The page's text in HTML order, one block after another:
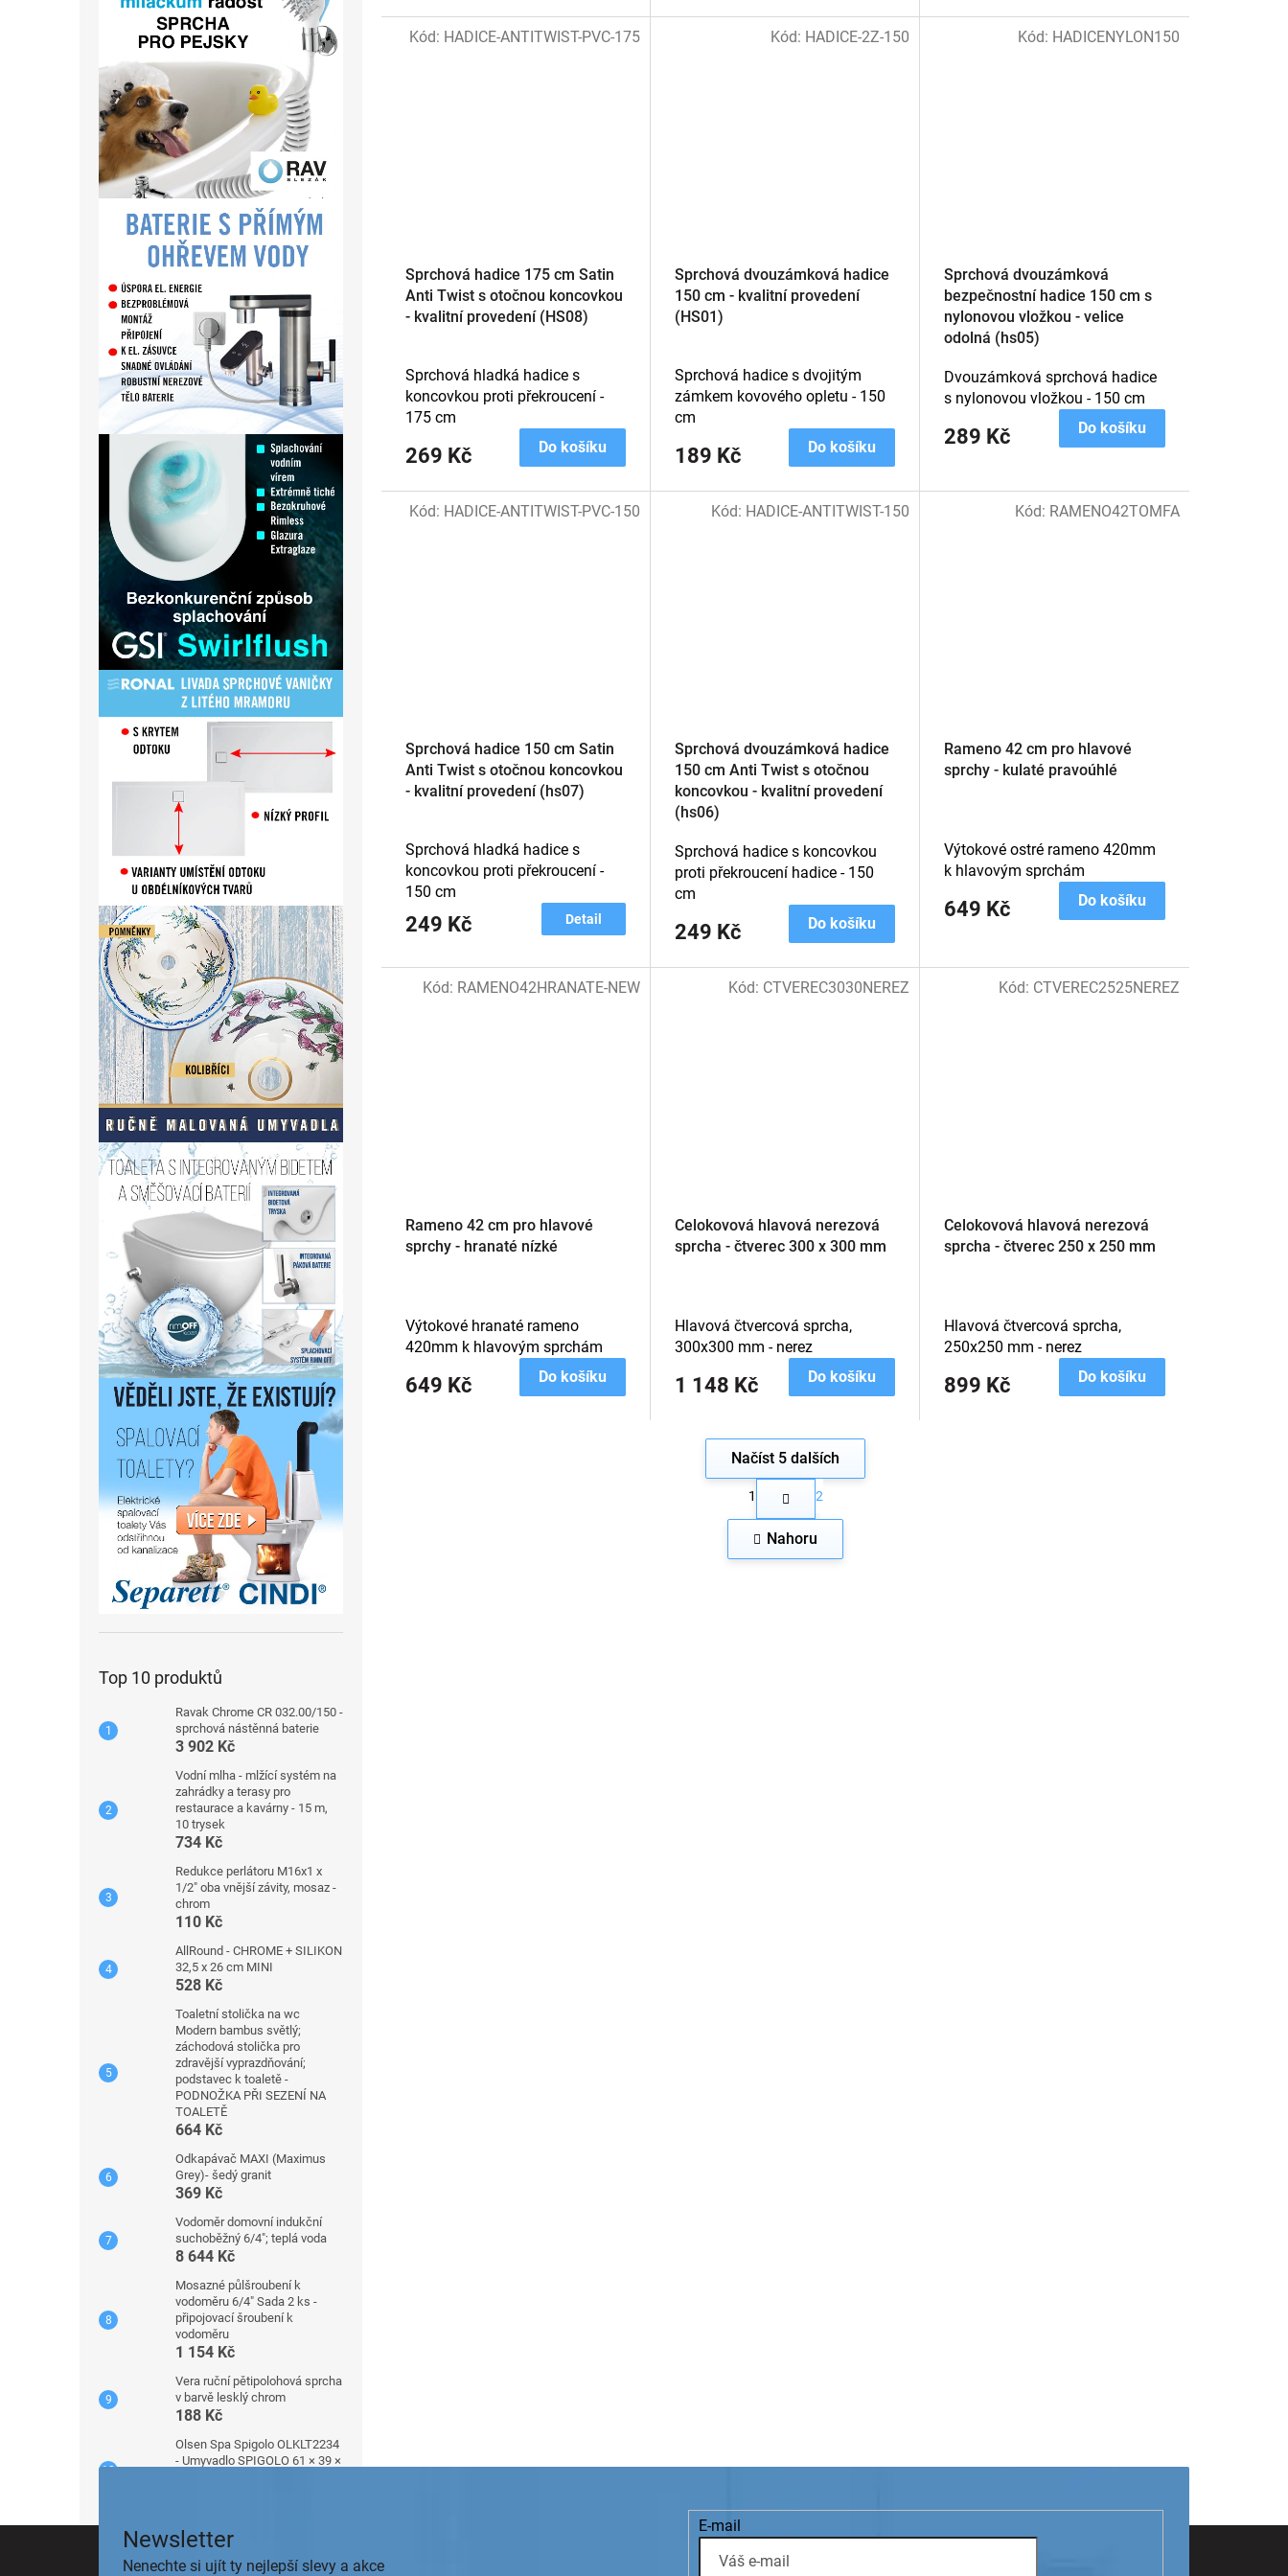
Top 10 produktů
Ravak Chrome CR 032.00/150 -
sprchová nástěnná baterie
3 902 Kč
Vodní mlha - mlžící systém na
zahrádky a terasy pro
restaurace a kavárny - 15 m,
10 trysek
734 Kč
Redukce perlátoru M16x1 x
1/2" oba vnější závity, mosaz -
chrom
110 Kč
AllRound - CHROME + SILIKON
32,5 x 26 cm MINI
528 Kč
Toaletní stolička na wc
Modern bambus světlý;
záchodová stolička pro
zdravější vyprazdňování;
podstavec k toaletě -
PODNOŽKA PŘI SEZENÍ NA
TOALETĚ
664 Kč
Odkapávač MAXI (Maximus
Grey)- šedý granit
369 Kč
Vodoměr domovní indukční
suchoběžný 6/4"; teplá voda
8 644 Kč
Mosazné půlšroubení k
vodoměru 6/4" Sada 2 ks -
připojovací šroubení k
vodoměru
1 154 Kč
Vera ruční pětipolohová sprcha
v barvě lesklý chrom
188 Kč
Olsen Spa Spigolo OLKLT2234
- Umyvadlo SPIGOLO 61 × 39 ×
Sprchová hadice 175 cm Satin
Anti Twist s otočnou koncovkou
- kvalitní provedení (HS08)
269 Kč Do košíku
Sprchová hladká hadice s
koncovkou proti překroucení -
175 cm
Kód: HADICE-ANTITWIST-PVC-175
Sprchová dvouzámková hadice
150 cm - kvalitní provedení
(HS01)
189 Kč Do košíku
Sprchová hadice s dvojitým
zámkem kovového opletu - 150
cm
Kód: HADICE-2Z-150
Sprchová dvouzámková
bezpečnostní hadice 150 cm s
nylonovou vložkou - velice
odolná (hs05)
289 Kč Do košíku
Dvouzámková sprchová hadice
s nylonovou vložkou - 150 cm
Kód: HADICENYLON150
Sprchová hadice 150 cm Satin
Anti Twist s otočnou koncovkou
- kvalitní provedení (hs07)
249 Kč Detail
Sprchová hladká hadice s
koncovkou proti překroucení -
150 cm
Kód: HADICE-ANTITWIST-PVC-150
Sprchová dvouzámková hadice
150 cm Anti Twist s otočnou
koncovkou - kvalitní provedení
(hs06)
249 Kč Do košíku
Sprchová hadice s koncovkou
proti překroucení hadice - 150
cm
Kód: HADICE-ANTITWIST-150
Rameno 42 cm pro hlavové
sprchy - kulaté pravoúhlé
649 Kč Do košíku
Výtokové ostré rameno 420mm
k hlavovým sprchám
Kód: RAMENO42TOMFA
Rameno 42 cm pro hlavové
sprchy - hranaté nízké
649 Kč Do košíku
Výtokové hranaté rameno
420mm k hlavovým sprchám
Kód: RAMENO42HRANATE-NEW
Celokovová hlavová nerezová
sprcha - čtverec 300 x 300 mm
1 148 Kč Do košíku
Hlavová čtvercová sprcha,
300x300 mm - nerez
Kód: CTVEREC3030NEREZ
Celokovová hlavová nerezová
sprcha - čtverec 250 x 250 mm
899 Kč Do košíku
Hlavová čtvercová sprcha,
250x250 mm - nerez
Kód: CTVEREC2525NEREZ
O
v
l
á
Načíst 5 dalších
t
r
á
1 2
Nahoru
Newsletter
Nenechte si ujít ty nejlepší slevy a akce
E-mail